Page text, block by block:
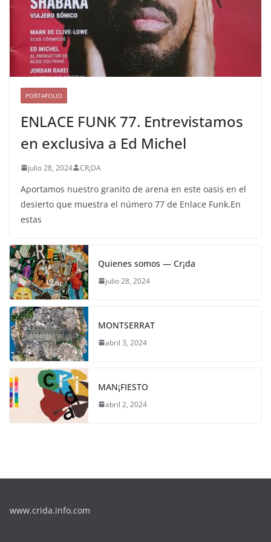
PORTAFOLIO
ENLACE FUNK 77. Entrevistamos
en exclusiva a Ed Michel
julio 28, 2024 CR¡DA
Aportamos nuestro granito de arena en este oasis en el
desierto que muestra el número 77 de Enlace Funk.En
estas
Quienes somos — Cr¡da
julio 28, 2024
MONTSERRAT
abril 3, 2024
MAN¡FIESTO
abril 2, 2024
www.crida.info.com